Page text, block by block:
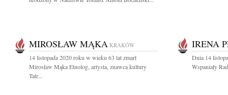
MIROSŁAW MĄKA KRAKÓW
14 listopada 2020 roku w wieku 63 lat zmarł
Mirosław Mąka Etnolog, artysta, znawca kultury
Tatr...
IRENA
Dnia 14
Wspaniały